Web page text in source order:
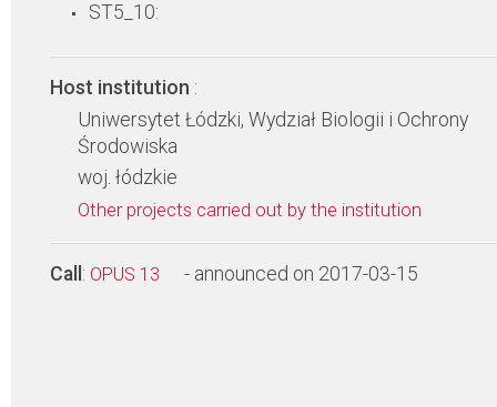
ST5_10:
Host institution :
Uniwersytet Łódzki, Wydział Biologii i Ochrony
Środowiska
woj. łódzkie
Other projects carried out by the institution
Call : OPUS 13 - announced on 2017-03-15